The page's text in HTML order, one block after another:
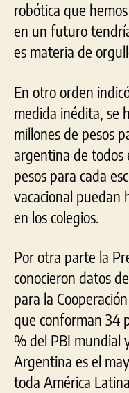
robótica que
en un futuro
es materia de
En otro orden
medida inédita, se
millones de pesos
argentina de todos
pesos para cada
vacacional puedan
en los colegios.
Por otra parte la
conocieron datos
para la
que conforman 34
% del PBI mundial
Argentina es el
toda América